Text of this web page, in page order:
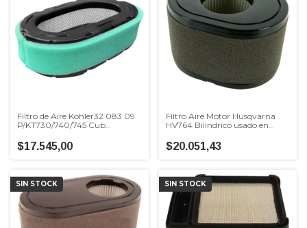
Filtro de Aire Kohler32 083 09
P/KT730/740/745 Cub
$17.545,00
Filtro Aire Motor Husqvarna
HV764 Bilindrico usado en
$20.051,43
SIN STOCK SIN STOCK